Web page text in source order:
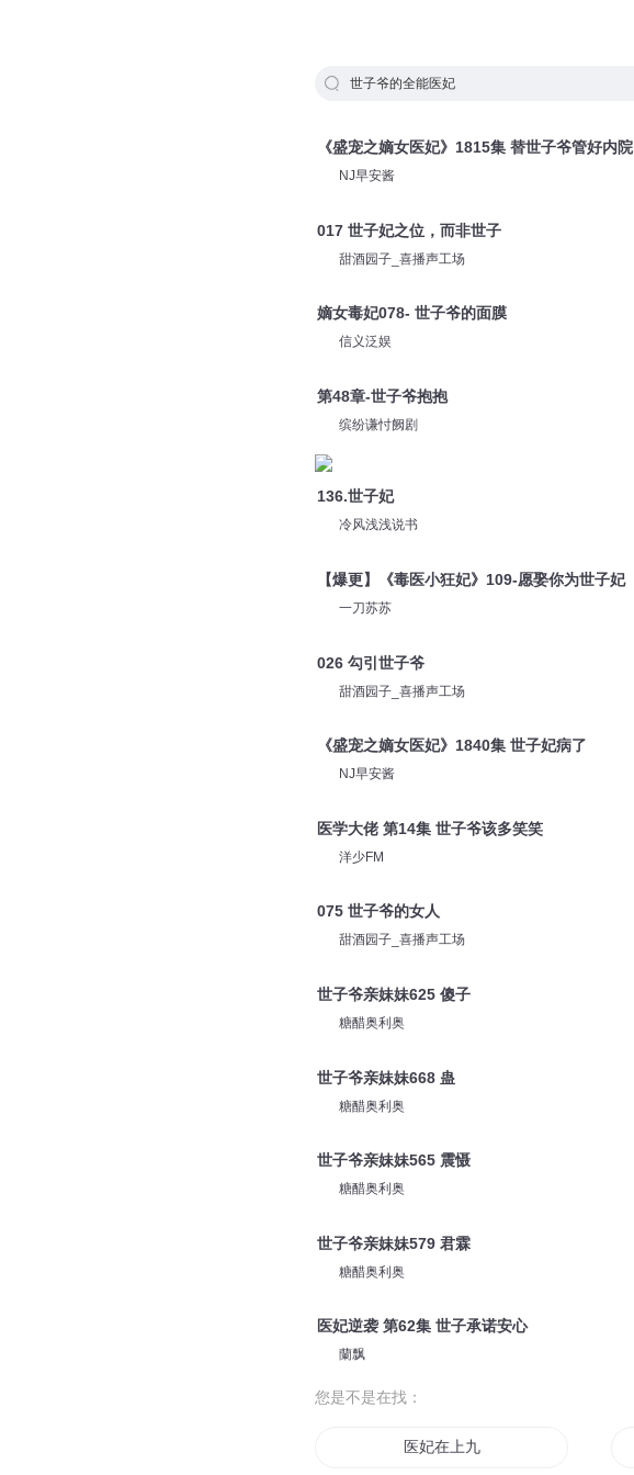
世子爷的全能医妃
《盛宠之嫡女医妃》1815集 替世子爷管好内院
NJ早安酱
017 世子妃之位，而非世子
甜酒园子_喜播声工场
嫡女毒妃078- 世子爷的面膜
信义泛娱
第48章-世子爷抱抱
缤纷谦忖阙剧
136.世子妃
冷风浅浅说书
【爆更】《毒医小狂妃》109-愿娶你为世子妃
一刀苏苏
026 勾引世子爷
甜酒园子_喜播声工场
《盛宠之嫡女医妃》1840集 世子妃病了
NJ早安酱
医学大佬 第14集 世子爷该多笑笑
洋少FM
075 世子爷的女人
甜酒园子_喜播声工场
世子爷亲妹妹625 傻子
糖醋奥利奥
世子爷亲妹妹668 蛊
糖醋奥利奥
世子爷亲妹妹565 震慑
糖醋奥利奥
世子爷亲妹妹579 君霖
糖醋奥利奥
医妃逆袭 第62集 世子承诺安心
蘭飘
您是不是在找：
医妃在上九爷狠会宠